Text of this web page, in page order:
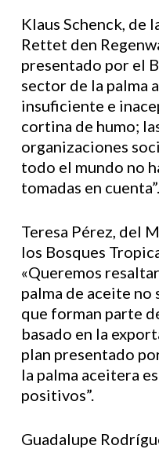
Klaus Schenck, de
Rettet den
presentado por el
sector de la palma
insuficiente e
cortina de humo;
organizaciones
todo el mundo no
tomadas en cuenta”.
Teresa Pérez, del
los Bosques
«Queremos
palma de aceite no
que forman parte
basado en la
plan presentado
la palma aceitera
positivos”.
Guadalupe